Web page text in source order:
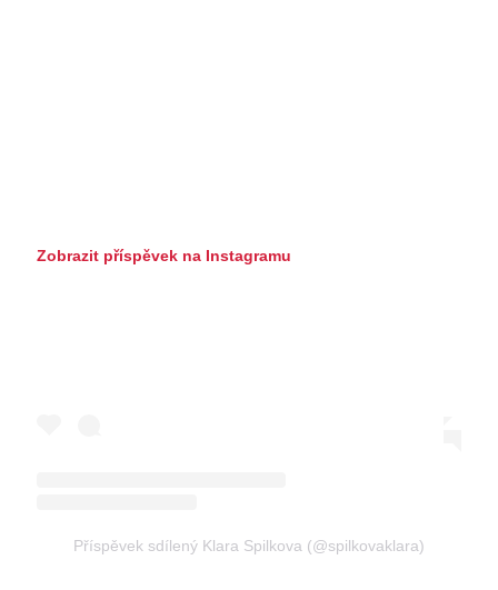
Zobrazit příspěvek na Instagramu
Příspěvek sdílený Klara Spilkova (@spilkovaklara)